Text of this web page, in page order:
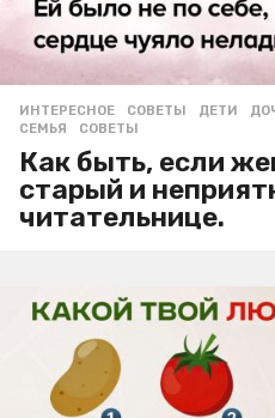
ИНТЕРЕСНОЕ ,СОВЕТЫ ДЕТИ ,
СЕМЬЯ
,СОВЕТЫ
Как быть, если
старый и
читательнице.